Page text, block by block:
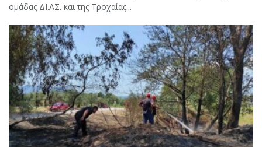
ομάδας ΔΙ.ΑΣ. και της Τροχαίας...